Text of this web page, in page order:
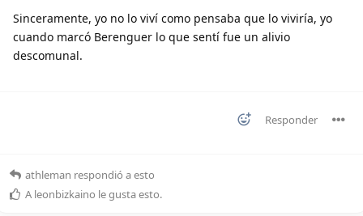
Sinceramente, yo no lo viví como pensaba que lo viviría, yo
cuando marcó Berenguer lo que sentí fue un alivio
descomunal.
Responder
athleman respondió a esto
A leonbizkaino le gusta esto.